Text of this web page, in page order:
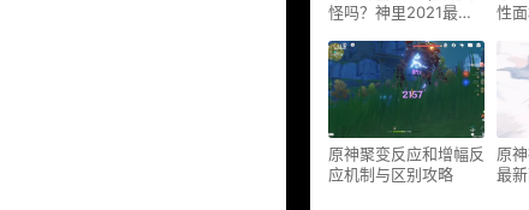
怪吗？神里2021最新
性
原神聚变反应和增幅反
应机制与区别攻略
原
最